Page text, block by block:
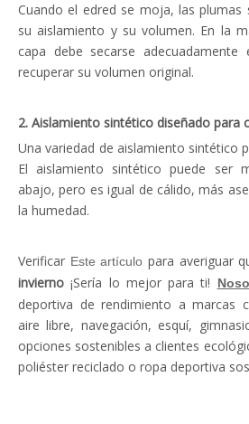
Cuando el edred se moja, las plumas
su aislamiento y su volumen. En la
capa debe secarse
recuperar su volumen original.
2. Aislamiento sintético diseñado para
Una variedad de aislamiento sintético
El aislamiento sintético puede ser
abajo, pero es igual de cálido, más
la humedad.
Verificar Este artículo para averiguar
invierno ¡Sería lo mejor para ti!
deportiva de rendimiento a marcas
aire libre, navegación, esquí,
opciones sostenibles a clientes
poliéster reciclado o ropa deportiva